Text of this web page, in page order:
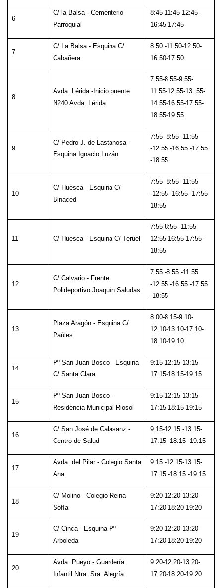
6
C/ la Balsa - Cementerio
Parroquial
8:45-11:45-12:45-
16:45-17:45
7
C/ La Balsa - Esquina C/
Cabañera
8:50 -11:50-12:50-
16:50-17:50
8
Avda. Lérida -Inicio puente
N240 Avda. Lérida
7:55-8:55-9:55-
11:55-12:55-13 :55-
14:55-16:55-17:55-
18:55-19:55
9
C/ Pedro J. de Lastanosa -
Esquina Ignacio Luzán
7:55 -8:55 -11:55
-12:55 -16:55 -17:55
-18:55
10
C/ Huesca - Esquina C/
Binaced
7:55 -8:55 -11:55
-12:55 -16:55 -17:55-
18:55
11 C/ Huesca - Esquina C/ Teruel
7:55-8:55 -11:55-
12:55-16:55-17:55-
18:55
12
C/ Calvario - Frente
Polideportivo Joaquín Saludas
7:55 -8:55 -11:55
-12:55 -16:55 -17:55
-18:55
13
Plaza Aragón - Esquina C/
Paúles
8:00-8:15-9:10-
12:10-13:10-17:10-
18:10-19:10
14
Pº San Juan Bosco - Esquina
C/ Santa Clara
9:15-12:15-13:15-
17:15-18:15-19:15
15
Pº San Juan Bosco -
Residencia Municipal Riosol
9:15-12:15-13:15-
17:15-18:15-19:15
16
C/ San José de Calasanz -
Centro de Salud
9:15-12:15 -13:15-
17:15 -18:15 -19:15
17
Avda. del Pilar - Colegio Santa
Ana
9:15 -12:15-13:15-
17:15 -18:15 -19:15
18
C/ Molino - Colegio Reina
Sofía
9:20-12:20-13:20-
17:20-18:20-19:20
19
C/ Cinca - Esquina Pº
Arboleda
9:20-12:20-13:20-
17:20-18:20-19:20
20
Avda. Pueyo - Guardería
Infantil Ntra. Sra. Alegría
9:20-12:20-13:20-
17:20-18:20-19:20